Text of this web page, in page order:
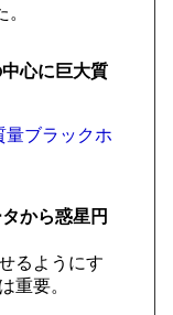
心に巨大質
量ブラックホ
から惑星円
るようにす
重要。